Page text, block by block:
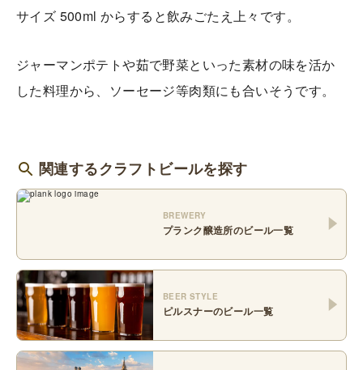
サイズ 500ml からすると飲みごたえ上々です。
ジャーマンポテトや茹で野菜といった素材の味を活か
した料理から、ソーセージ等肉類にも合いそうです。
関連するクラフトビールを探す
BREWERY
プランク醸造所のビール一覧
BEER STYLE
ピルスナーのビール一覧